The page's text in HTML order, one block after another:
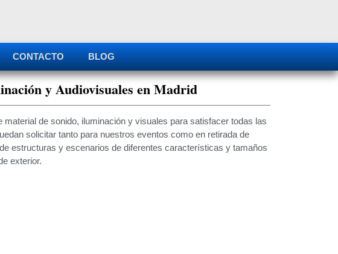
CONTACTO BLOG
y Audiovisuales en Madrid
de sonido, iluminación y visuales para satisfacer todas las
solicitar tanto para nuestros eventos como en retirada de
estructuras y escenarios de diferentes características y tamaños
exterior.